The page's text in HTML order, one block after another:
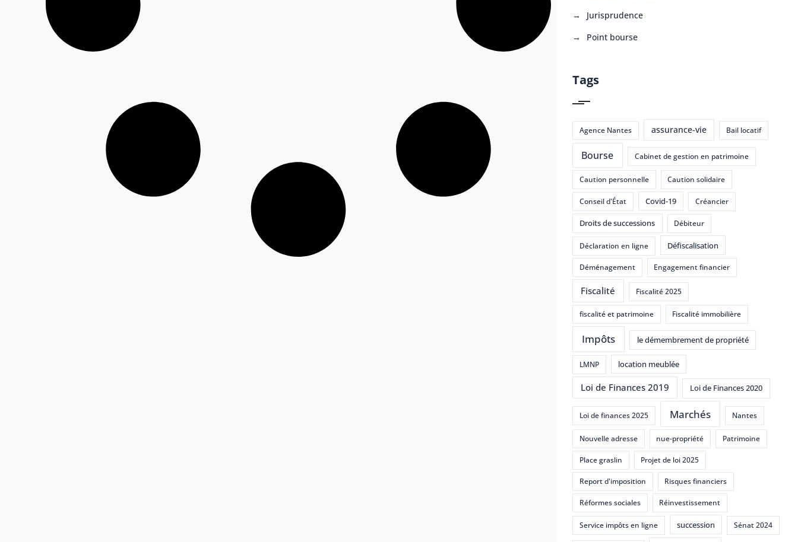
Jurisprudence
Point bourse
Tags
Agence Nantes assurance-vie Bail locatif
Bourse Cabinet de gestion en patrimoine
Caution personnelle Caution solidaire
Conseil d'État Covid-19 Créancier
Droits de successions Débiteur
Déclaration en ligne Défiscalisation
Déménagement Engagement financier
Fiscalité Fiscalité 2025
fiscalité et patrimoine Fiscalité immobilière
Impôts le démembrement de propriété
LMNP location meublée
Loi de Finances 2019 Loi de Finances 2020
Loi de finances 2025 Marchés Nantes
Nouvelle adresse nue-propriété Patrimoine
Place graslin Projet de loi 2025
Report d'imposition Risques financiers
Réformes sociales Réinvestissement
Service impôts en ligne succession Sénat 2024